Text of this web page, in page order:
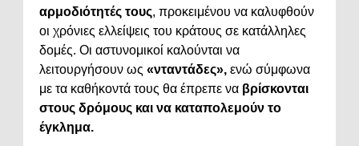
αρμοδιότητές τους, προκειμένου να καλυφθούν
οι χρόνιες ελλείψεις του κράτους σε κατάλληλες
δομές. Οι αστυνομικοί καλούνται να
λειτουργήσουν ως «νταντάδες», ενώ σύμφωνα
με τα καθήκοντά τους θα έπρεπε να βρίσκονται
στους δρόμους και να καταπολεμούν το
έγκλημα.